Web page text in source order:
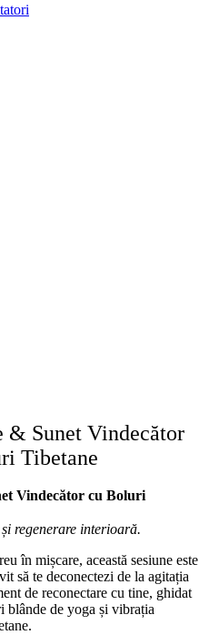
& Sunet Vindecător
Tibetane
Vindecător cu Boluri
regenerare interioară.
în mișcare, această sesiune este
să te deconectezi de la agitația
de reconectare cu tine, ghidat
blânde de yoga și vibrația